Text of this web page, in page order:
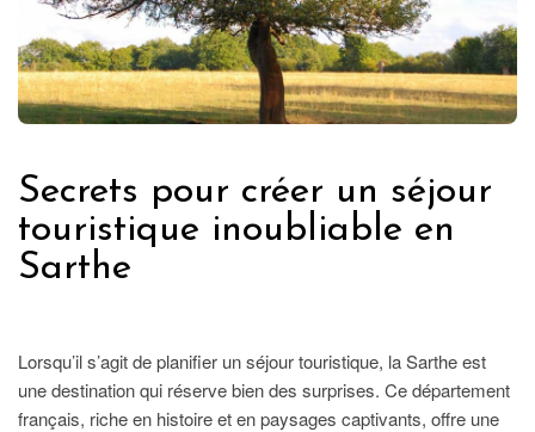
Secrets pour créer un séjour
touristique inoubliable en
Sarthe
Lorsqu’il s’agit de planifier un séjour touristique, la Sarthe est
une destination qui réserve bien des surprises. Ce département
français, riche en histoire et en paysages captivants, offre une